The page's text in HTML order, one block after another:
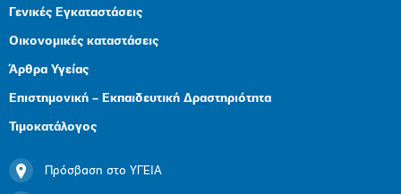
Γενικές Εγκαταστάσεις
Οικονομικές καταστάσεις
Άρθρα Υγείας
Επιστημονική – Εκπαιδευτική Δραστηριότητα
Τιμοκατάλογος
Πρόσβαση στο ΥΓΕΙΑ